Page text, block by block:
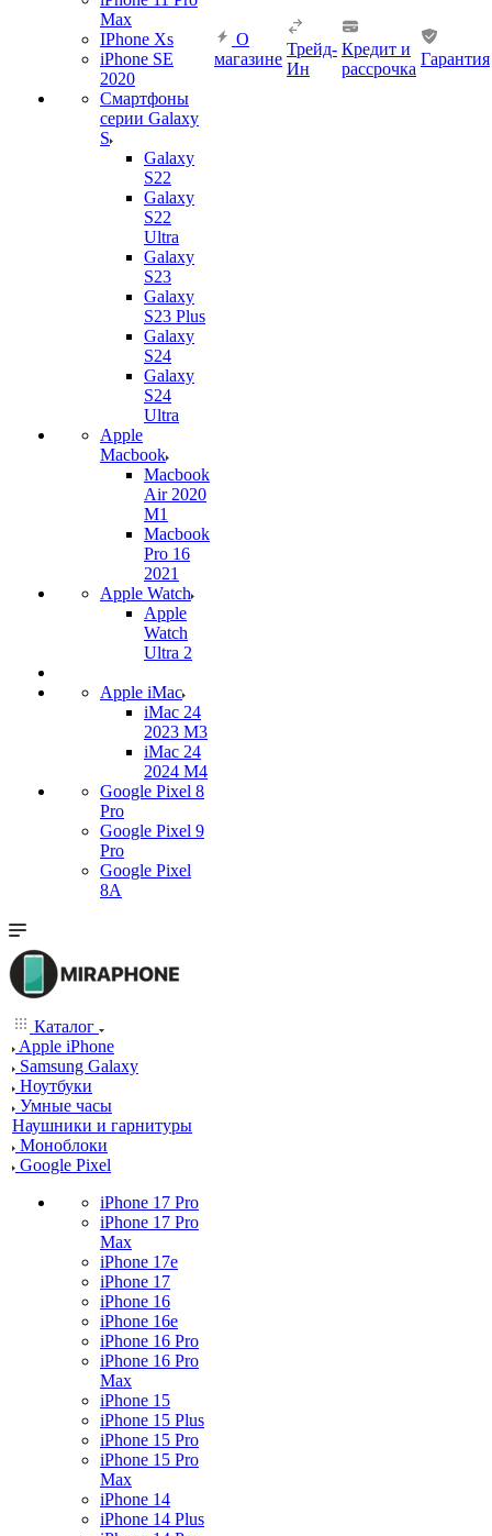
Max
IPhone Xs
iPhone SE
2020
Смартфоны
серии Galaxy
S
Galaxy
S22
Galaxy
S22
Ultra
Galaxy
S23
Galaxy
S23 Plus
Galaxy
S24
Galaxy
S24
Ultra
Apple
Macbook
Macbook
Air 2020
M1
Macbook
Pro 16
2021
Apple Watch
Apple
Watch
Ultra 2
Apple iMac
iMac 24
2023 M3
iMac 24
2024 M4
Google Pixel 8
Pro
Google Pixel 9
Pro
Google Pixel
8A
О
магазине
Трейд-
Ин
Кредит и
рассрочка
Гарантия
Каталог
Apple iPhone
Samsung Galaxy
Ноутбуки
Умные часы
Наушники и гарнитуры
Моноблоки
Google Pixel
iPhone 17 Pro
iPhone 17 Pro
Max
iPhone 17e
iPhone 17
iPhone 16
iPhone 16e
iPhone 16 Pro
iPhone 16 Pro
Max
iPhone 15
iPhone 15 Plus
iPhone 15 Pro
iPhone 15 Pro
Max
iPhone 14
iPhone 14 Plus